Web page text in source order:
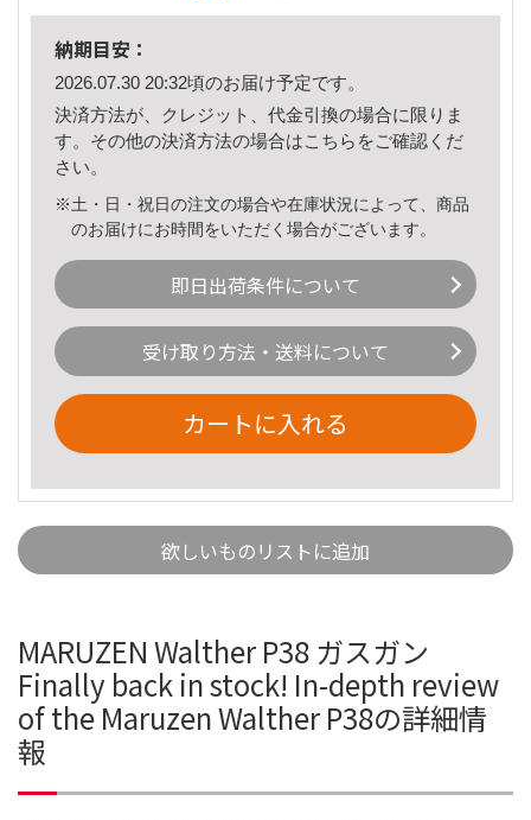
納期目安：
2026.07.30 20:32頃のお届け予定です。
決済方法が、クレジット、代金引換の場合に限りま
す。その他の決済方法の場合はこちら をご確認くだ
さい。
※土・日・祝日の注文の場合や在庫状況によって、商品
のお届けにお時間をいただく場合がございます。
即日出荷条件について
受け取り方法・送料について
カートに入れる
欲しいものリストに追加
MARUZEN Walther P38 ガスガン
Finally back in stock! In-depth review
of the Maruzen Walther P38の詳細情
報